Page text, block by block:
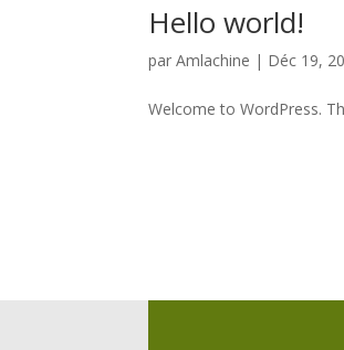
Hello world!
parAmlachine | Déc 19,
Welcome to WordPress.